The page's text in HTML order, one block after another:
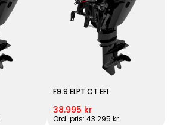
F9.9 ELPT CT EFI
38.995 kr
Ord. pris: 43.295 kr